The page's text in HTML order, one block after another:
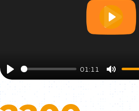
Play
01:11
Mute
Play